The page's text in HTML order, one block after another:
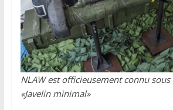
NLAW est officieusement connu
«Javelin minimal»